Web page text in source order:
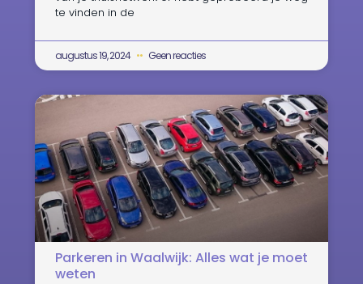
te vinden in de
augustus 19, 2024 Geen reacties
Parkeren in Waalwijk: Alles wat je moet
weten